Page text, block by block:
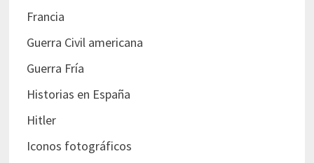
Francia
Guerra Civil americana
Guerra Fría
Historias en España
Hitler
Iconos fotográficos